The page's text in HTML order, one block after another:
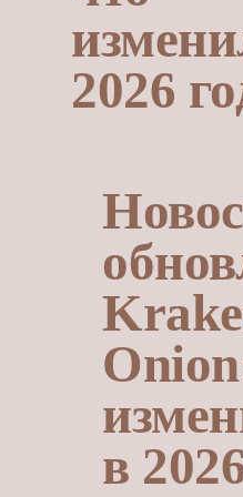
2026
в